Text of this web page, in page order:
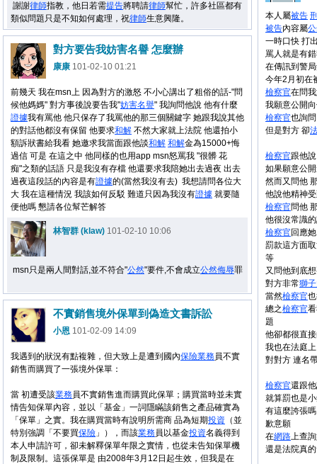
謝謝律師指教，他日若需提告將聘請律師幫忙，許多社區都有
類似問題只是不知如何處理，祝律師生意興隆。 本人屬被告
被告內容屬
一時口快 打
罵人就是有
在傳訊到警
今年2月初在
檢察官在問
我願意公開
檢察官也詢
但是對方 卻
檢察官跟他
如果願意公
然而又問他
他說他精神
檢察官問他
他很沒常識
檢察官 回應
罰款這方面
等
又問他到底
對方非常獅
當然檢察官
總之檢察官
題
他卻都很直
我也在法庭
對對方 連名
檢察官還跟
就算罰也是
有這麼誇張
歉意願
在網路上查
還是法院真
對方要告我妨害名譽 怎麼辦
康康 101-02-10 01:21
前幾天 我在msn上 因為對方的激怒 不小心講出了粗俗的話-"問
候他媽媽" 對方事後說要告我"妨害名譽" 我詢問他說 他有什麼
證據我有罵他 他只保存了我罵他的那三個關鍵字 她跟我說其他
的對話他都沒有保留 他要求和解 不然大家就上法院 他還拍小
額訴狀書給我看 她邀求我當面跟他談和解 和解金為15000+悔
過信 可是 在這之中 他同樣的也用app msn怒罵我 "很髒 花
痴"之類的話語 只是我沒有存檔 他還要求我陪她出去過夜 出去
過夜這段話的內容是有證據的(當然我沒有去) 我想請問各位大
大 我在這種情況 我該如何反駁 難道只因為我沒有證據 就要隨
便他嗎 懇請各位幫芒解答
林智群 (klaw) 101-02-10 10:06
msn只是兩人間對話,並不符合"公然"要件,不會成立公然侮辱罪
不實銷售境外保單到偽造文書訴訟
小恩 101-02-09 14:09
我遇到的狀況有點複雜，但大致上是遭到國內保險業務員不實
銷售而購買了一張境外保單：
當 初遭受該業務員不實銷售進而購買此保單；購買當時並未實
情告知保單內容，並以「基金」一詞隱瞞該銷售之產品確實為
「保單」之實。我在購買當時有說明所需商 品為短期投資 （並
特別強調「不要買保險 」），而該業務員以基金投資名義得到
本人申請許可，卻未解釋保單年限之實情，也從未告知保單機
制及限制。這張保單是 由2008年3月12日起生效，但我是在